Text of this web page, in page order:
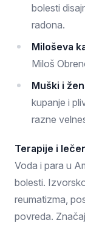
bolesti
radona.
Miloševa
Miloš
Muški i
kupanje i
razne
Terapije i
Voda i para u
bolesti.
reumatizma,
povreda.